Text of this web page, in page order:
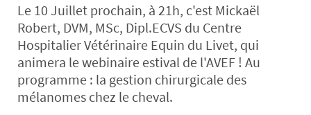
Le 10 Juillet prochain, à 21h, c'est Mickaël
Robert, DVM, MSc, Dipl.ECVS du Centre
Hospitalier Vétérinaire Equin du Livet, qui
animera le webinaire estival de l'AVEF ! Au
programme : la gestion chirurgicale des
mélanomes chez le cheval.